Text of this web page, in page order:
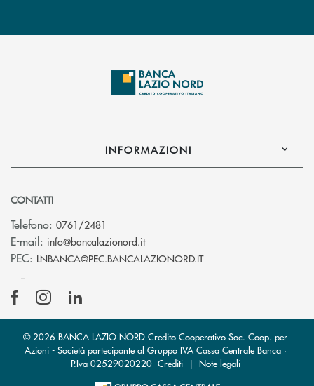
INFORMAZIONI
CONTATTI
Telefono: 0761/2481
E-mail: info@bancalazionord.it(si apre l’app di posta elettronica)
PEC: LNBANCA@PEC.BANCALAZIONORD.IT(si apre l’app di posta
© 2026 BANCA LAZIO NORD Credito Cooperativo Soc. Coop. per
Azioni - Società partecipante al Gruppo IVA Cassa Centrale Banca ·
P.Iva 02529020220 Crediti| Note legali